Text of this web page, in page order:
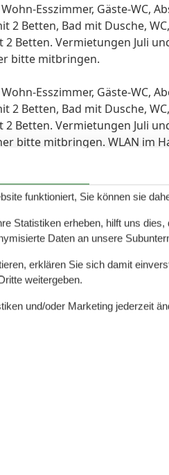
Esszimmer, Gäste-WC,
2 Betten, Bad mit Dusche, WC,
Betten. Vermietungen Juli
bitte mitbringen.
Esszimmer, Gäste-WC,
2 Betten, Bad mit Dusche, WC,
Betten. Vermietungen Juli
bitte mitbringen. WLAN im
WC
funktioniert, Sie können sie
Statistiken erheben, hilft uns
Daten an unsere
erklären Sie sich damit
weitergeben.
und/oder Marketing jederzeit